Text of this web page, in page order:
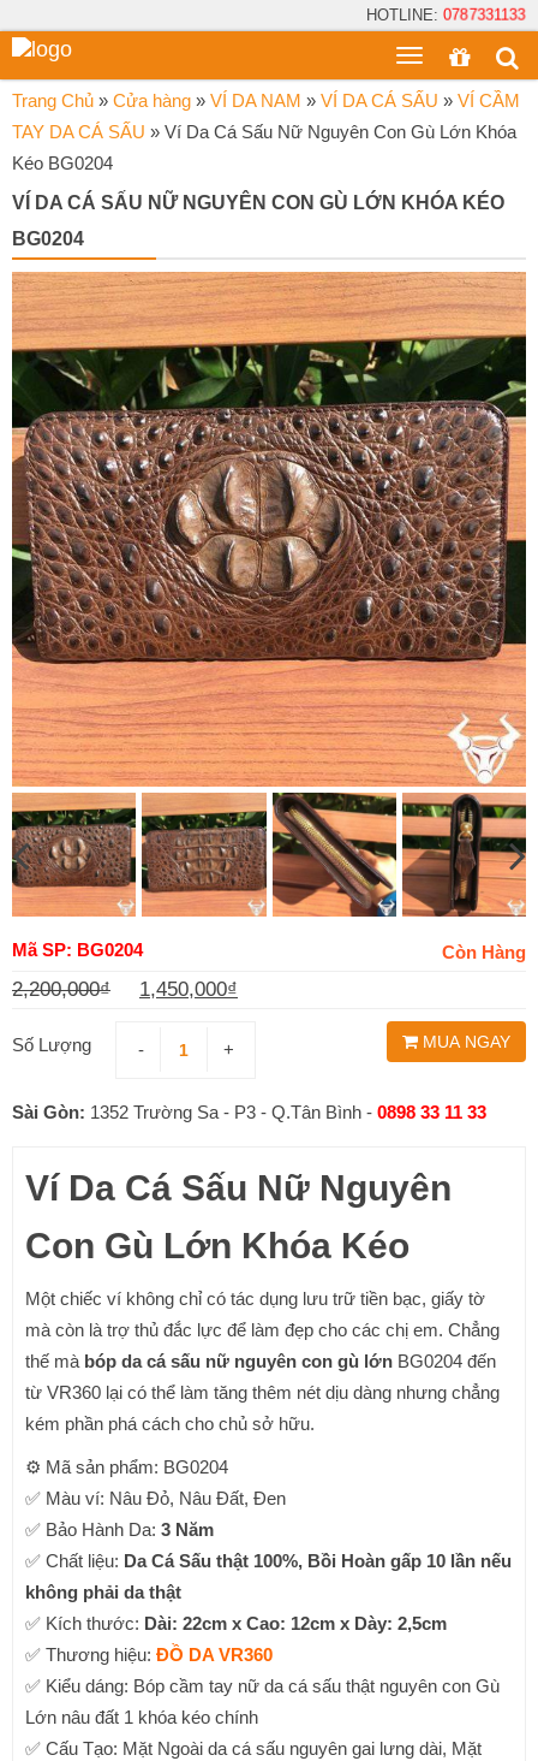
HOTLINE: 0787331133
Toggle
menu
Trang Chủ » Cửa hàng » VÍ DA NAM » VÍ DA CÁ SẤU » VÍ CẦM
TAY DA CÁ SẤU » Ví Da Cá Sấu Nữ Nguyên Con Gù Lớn Khóa
Kéo BG0204
VÍ DA CÁ SẤU NỮ NGUYÊN CON GÙ LỚN KHÓA KÉO
BG0204
Mã SP: BG0204 Còn Hàng
2,200,000₫ Giá
gốc
1,450,000₫
1,450,000₫.
Số Lượng - + MUA NGAY
Sài Gòn: 1352 Trường Sa - P3 - Q.Tân Bình - 0898 33 11 33
Ví Da Cá Sấu Nữ Nguyên
Con Gù Lớn Khóa Kéo
Một chiếc ví không chỉ có tác dụng lưu trữ tiền bạc, giấy tờ
mà còn là trợ thủ đắc lực để làm đẹp cho các chị em. Chẳng
thế mà bóp da cá sấu nữ nguyên con gù lớn BG0204 đến
từ VR360 lại có thể làm tăng thêm nét dịu dàng nhưng chẳng
kém phần phá cách cho chủ sở hữu.
⚙ Mã sản phẩm: BG0204
✅ Màu ví: Nâu Đỏ, Nâu Đất, Đen
✅ Bảo Hành Da: 3 Năm
✅ Chất liệu: Da Cá Sấu thật 100%, Bồi Hoàn gấp 10 lần nếu
không phải da thật
✅ Kích thước: Dài: 22cm x Cao: 12cm x Dày: 2,5cm
✅ Thương hiệu: ĐỒ DA VR360
✅ Kiểu dáng: Bóp cầm tay nữ da cá sấu thật nguyên con Gù
Lớn nâu đất 1 khóa kéo chính
✅ Cấu Tạo: Mặt Ngoài da cá sấu nguyên gai lưng dài, Mặt